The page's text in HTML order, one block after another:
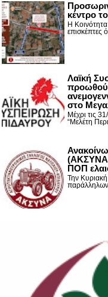
κέντρο
Η
επισκέπτες
Λαϊκή
στο
Μέχρι τις
“Μελέτη
(ΑΚΣΥΝΑ)
ΠΟΠ
Την